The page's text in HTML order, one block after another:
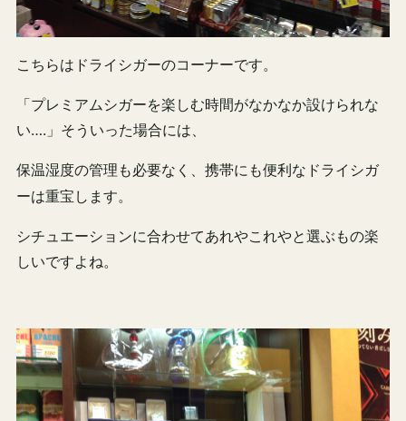
こちらはドライシガーのコーナーです。
「プレミアムシガーを楽しむ時間がなかなか設けられな
い….」そういった場合には、
保温湿度の管理も必要なく、携帯にも便利な ドライシガ
ーは重宝します。
シチュエーションに合わせてあれやこれやと選ぶもの楽
しいですよね。